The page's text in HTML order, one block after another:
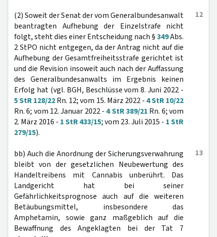
12
(2) Soweit der Senat der vom Generalbundesanwalt
beantragten Aufhebung der Einzelstrafe nicht
folgt, steht dies einer Entscheidung nach §349Abs.
2 StPO nicht entgegen, da der Antrag nicht auf die
Aufhebung der Gesamtfreiheitsstrafe gerichtet ist
und die Revision insoweit auch nach der Auffassung
des Generalbundesanwalts im Ergebnis keinen
Erfolg hat (vgl. BGH, Beschlüsse vom 8. Juni 2022 -
5 StR 128/22Rn. 12; vom 15. März 2022 -4 StR 10/22
Rn. 6; vom 12. Januar 2022 -4 StR 389/21 Rn. 6; vom
2. März 2016 - 1 StR 433/15; vom 23. Juli 2015 - 1 StR
279/15).
13
bb) Auch die Anordnung der Sicherungsverwahrung
bleibt von der gesetzlichen Neubewertung des
Handeltreibens mit Cannabis unberührt. Das
Landgericht hat bei seiner
Gefährlichkeitsprognose auch auf die weiteren
Betäubungsmittel, insbesondere das
Amphetamin, sowie ganz maßgeblich auf die
Bewaffnung des Angeklagten bei der Tat 7